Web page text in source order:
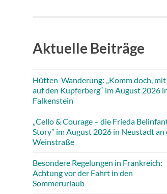
Aktuelle Beiträge
Hütten-Wanderung: „Komm doch, mit
auf den Kupferberg“ im August 2026
Falkenstein
„Cello & Courage – die Frieda
Story” im August 2026 in Neustadt an
Weinstraße
Besondere Regelungen in Frankreich:
Achtung vor der Fahrt in den
Sommerurlaub